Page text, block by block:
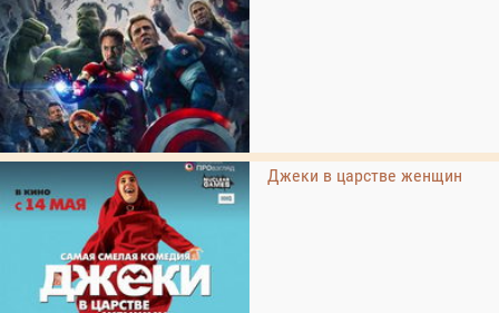
Джеки в царстве женщин